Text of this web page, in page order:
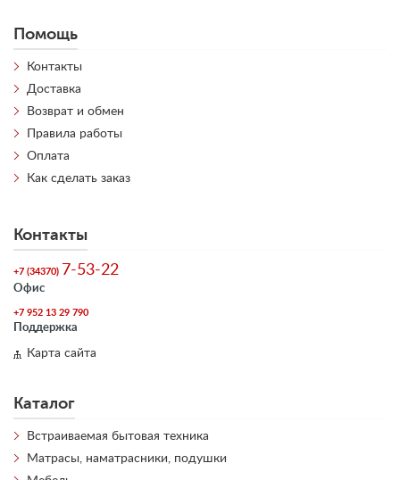
Помощь
Контакты
Доставка
Возврат и обмен
Правила работы
Оплата
Как сделать заказ
Контакты
+7 (34370) 7-53-22
Офис
+7 952 13 29 790
Поддержка
Карта сайта
Каталог
Встраиваемая бытовая техника
Матрасы, наматрасники, подушки